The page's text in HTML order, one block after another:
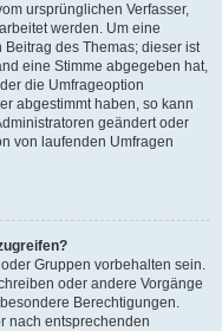
ursprünglichen Verfasser,
werden. Um eine
des Themas; dieser ist
eine Stimme abgegeben hat,
die Umfrageoption
abgestimmt haben, so kann
geändert oder
von laufenden Umfragen
Gruppen vorbehalten sein.
oder andere Vorgänge
Berechtigungen.
nach entsprechenden